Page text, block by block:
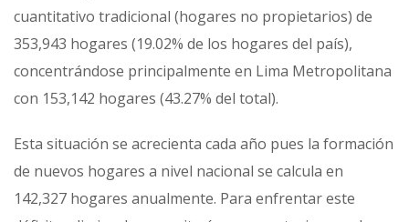
cuantitativo tradicional (hogares no propietarios) de
353,943 hogares (19.02% de los hogares del país),
concentrándose principalmente en Lima Metropolitana
con 153,142 hogares (43.27% del total).
Esta situación se acrecienta cada año pues la formación
de nuevos hogares a nivel nacional se calcula en
142,327 hogares anualmente. Para enfrentar este